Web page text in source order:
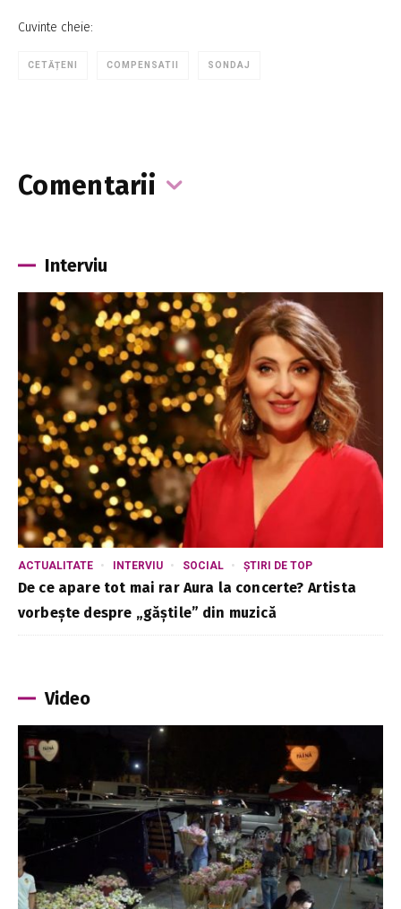
Cuvinte cheie:
CETĂȚENI COMPENSATII SONDAJ
Comentarii
Interviu
ACTUALITATE INTERVIU SOCIAL ȘTIRI DE TOP
De ce apare tot mai rar Aura la concerte? Artista
vorbește despre „găștile” din muzică
Video